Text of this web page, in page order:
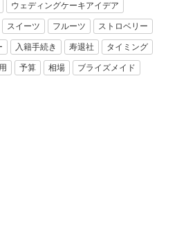
ウェディングケーキアイデア
スイーツ フルーツ ストロベリー
入籍手続き 寿退社 タイミング
予算 相場 ブライズメイド